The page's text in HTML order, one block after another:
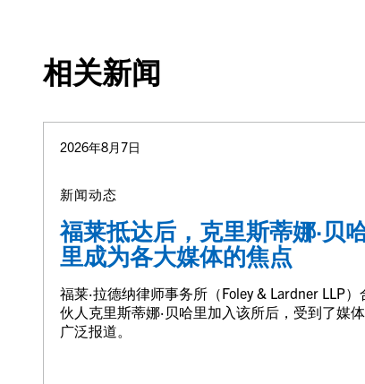
相关新闻
2026年8月7日
新闻动态
福莱抵达后，克里斯蒂娜·贝
里成为各大媒体的焦点
福莱·拉德纳律师事务所（Foley & Lardner LLP）
伙人克里斯蒂娜·贝哈里加入该所后，受到了媒
广泛报道。